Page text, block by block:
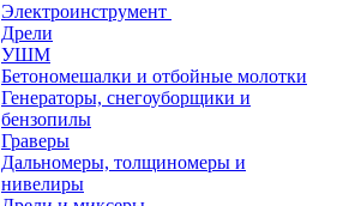
Электроинструмент
Дрели
УШМ
Бетономешалки и отбойные молотки
Генераторы, снегоуборщики и
бензопилы
Граверы
Дальномеры, толщиномеры и
нивелиры